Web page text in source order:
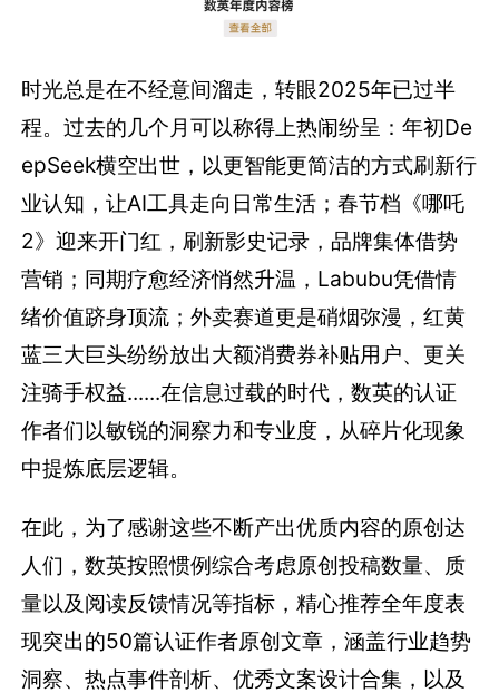
时光总是在不经意间溜走，转眼2025年已过半
程。过去的几个月可以称得上热闹纷呈：年初De
epSeek横空出世，以更智能更简洁的方式刷新行
业认知，让AI工具走向日常生活；春节档《哪吒
2》迎来开门红，刷新影史记录，品牌集体借势
营销；同期疗愈经济悄然升温，Labubu凭借情
绪价值跻身顶流；外卖赛道更是硝烟弥漫，红黄
蓝三大巨头纷纷放出大额消费券补贴用户、更关
注骑手权益......在信息过载的时代，数英的认证
作者们以敏锐的洞察力和专业度，从碎片化现象
中提炼底层逻辑。
在此，为了感谢这些不断产出优质内容的原创达
人们，数英按照惯例综合考虑原创投稿数量、质
量以及阅读反馈情况等指标，精心推荐全年度表
现突出的50篇认证作者原创文章，涵盖行业趋势
洞察、热点事件剖析、优秀文案设计合集，以及